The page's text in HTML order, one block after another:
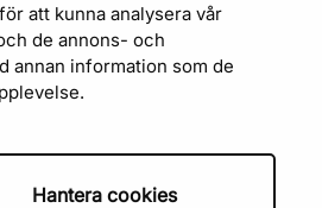
att kunna analysera vår
de annons- och
annan information som de
Hantera cookies
Enkelt och snabbt
5 Juli 2026
Bra och enkelt..